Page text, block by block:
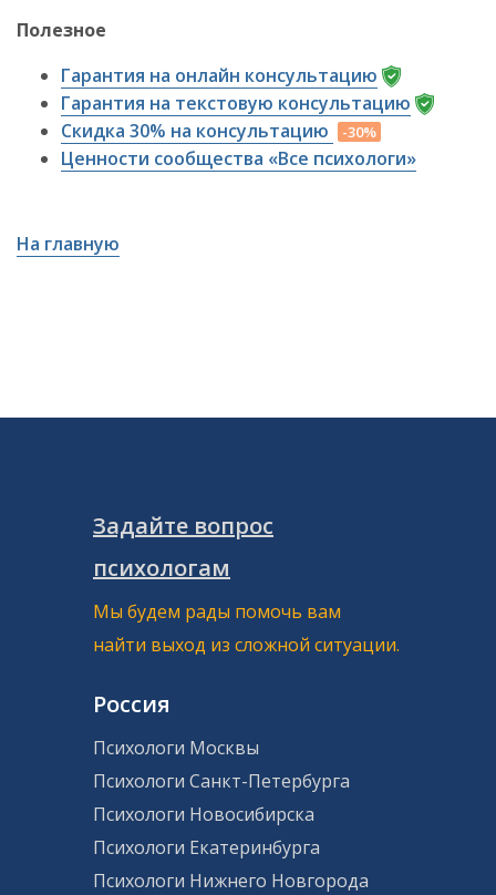
Полезное
Гарантия на онлайн консультацию
Гарантия на текстовую консультацию
Скидка 30% на консультацию
-30%
Ценности сообщества «Все психологи»
На главную
Задайте вопрос
психологам
Мы будем рады помочь вам
найти выход из сложной ситуации.
Россия
Психологи Москвы
Психологи Санкт-Петербурга
Психологи Новосибирска
Психологи Екатеринбурга
Психологи Нижнего Новгорода